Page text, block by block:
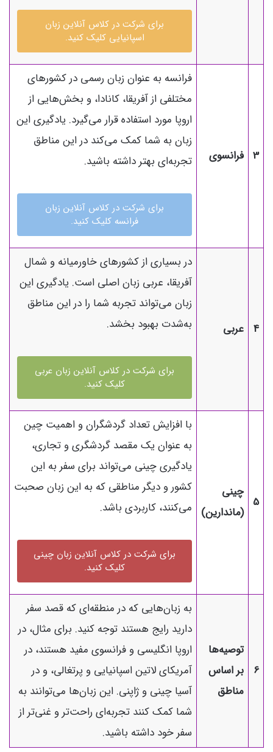
برای شرکت در کلاس آنلاین زبان
اسپانیایی کلیک کنید.
3 فرانسوی
فرانسه به عنوان زبان رسمی در کشورهای
مختلفی از آفریقا، کانادا، و بخش‌هایی از
اروپا مورد استفاده قرار می‌گیرد. یادگیری این
زبان به شما کمک می‌کند در این مناطق
تجربه‌ای بهتر داشته باشید.
برای شرکت در کلاس آنلاین زبان
فرانسه کلیک کنید.
4 عربی
در بسیاری از کشورهای خاورمیانه و شمال
آفریقا، عربی زبان اصلی است. یادگیری این
زبان می‌تواند تجربه شما را در این مناطق
به‌شدت بهبود بخشد.
برای شرکت در کلاس آنلاین زبان عربی
کلیک کنید.
5
چینی
(ماندارین)
با افزایش تعداد گردشگران و اهمیت چین
به عنوان یک مقصد گردشگری و تجاری،
یادگیری چینی می‌تواند برای سفر به این
کشور و دیگر مناطقی که به این زبان صحبت
می‌کنند، کاربردی باشد.
برای شرکت در کلاس آنلاین زبان چینی
کلیک کنید.
6
توصیه‌ها
بر اساس
مناطق
به زبان‌هایی که در منطقه‌ای که قصد سفر
دارید رایج هستند توجه کنید. برای مثال، در
اروپا انگلیسی و فرانسوی مفید هستند، در
آمریکای لاتین اسپانیایی و پرتغالی، و در
آسیا چینی و ژاپنی. این زبان‌ها می‌توانند به
شما کمک کنند تجربه‌ای راحت‌تر و غنی‌تر از
سفر خود داشته باشید.